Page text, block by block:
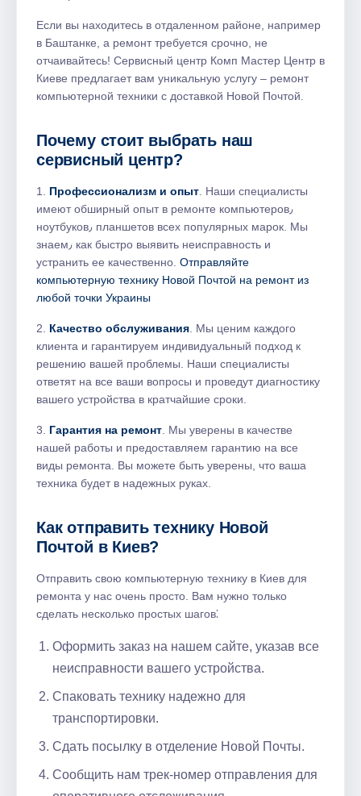
Если вы находитесь в отдаленном районе, например
в Баштанке, а ремонт требуется срочно, не
отчаивайтесь! Сервисный центр Комп Мастер Центр в
Киеве предлагает вам уникальную услугу – ремонт
компьютерной техники с доставкой Новой Почтой.​
Почему стоит выбрать наш
сервисный центр?​
1.​ Профессионализм и опыт .​ Наши специалисты
имеют обширный опыт в ремонте компьютеров٫
ноутбуков٫ планшетов всех популярных марок. Мы
знаем٫ как быстро выявить неисправность и
устранить ее качественно.​ Отправляйте
компьютерную технику Новой Почтой на ремонт из
любой точки Украины
2.​ Качество обслуживания .​ Мы ценим каждого
клиента и гарантируем индивидуальный подход к
решению вашей проблемы. Наши специалисты
ответят на все ваши вопросы и проведут диагностику
вашего устройства в кратчайшие сроки.​
3. Гарантия на ремонт .​ Мы уверены в качестве
нашей работы и предоставляем гарантию на все
виды ремонта. Вы можете быть уверены, что ваша
техника будет в надежных руках.
Как отправить технику Новой
Почтой в Киев?
Отправить свою компьютерную технику в Киев для
ремонта у нас очень просто. Вам нужно только
сделать несколько простых шагов⁚
Оформить заказ на нашем сайте, указав все
неисправности вашего устройства.​
Спаковать технику надежно для
транспортировки.​
Сдать посылку в отделение Новой Почты.​
Сообщить нам трек-номер отправления для